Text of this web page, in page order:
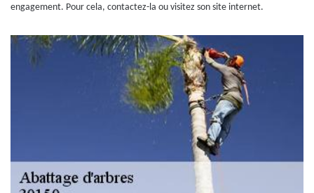
engagement. Pour cela, contactez-la ou visitez son site internet.